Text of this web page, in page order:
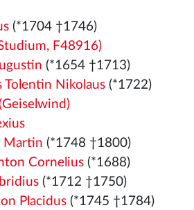
(*1704 †1746)
F48916)
(*1654 †1713)
Tolentin Nikolaus(*1722)
Martin (*1748 †1800)
Cornelius(*1688)
(*1712 †1750)
Placidus(*1745 †1784)